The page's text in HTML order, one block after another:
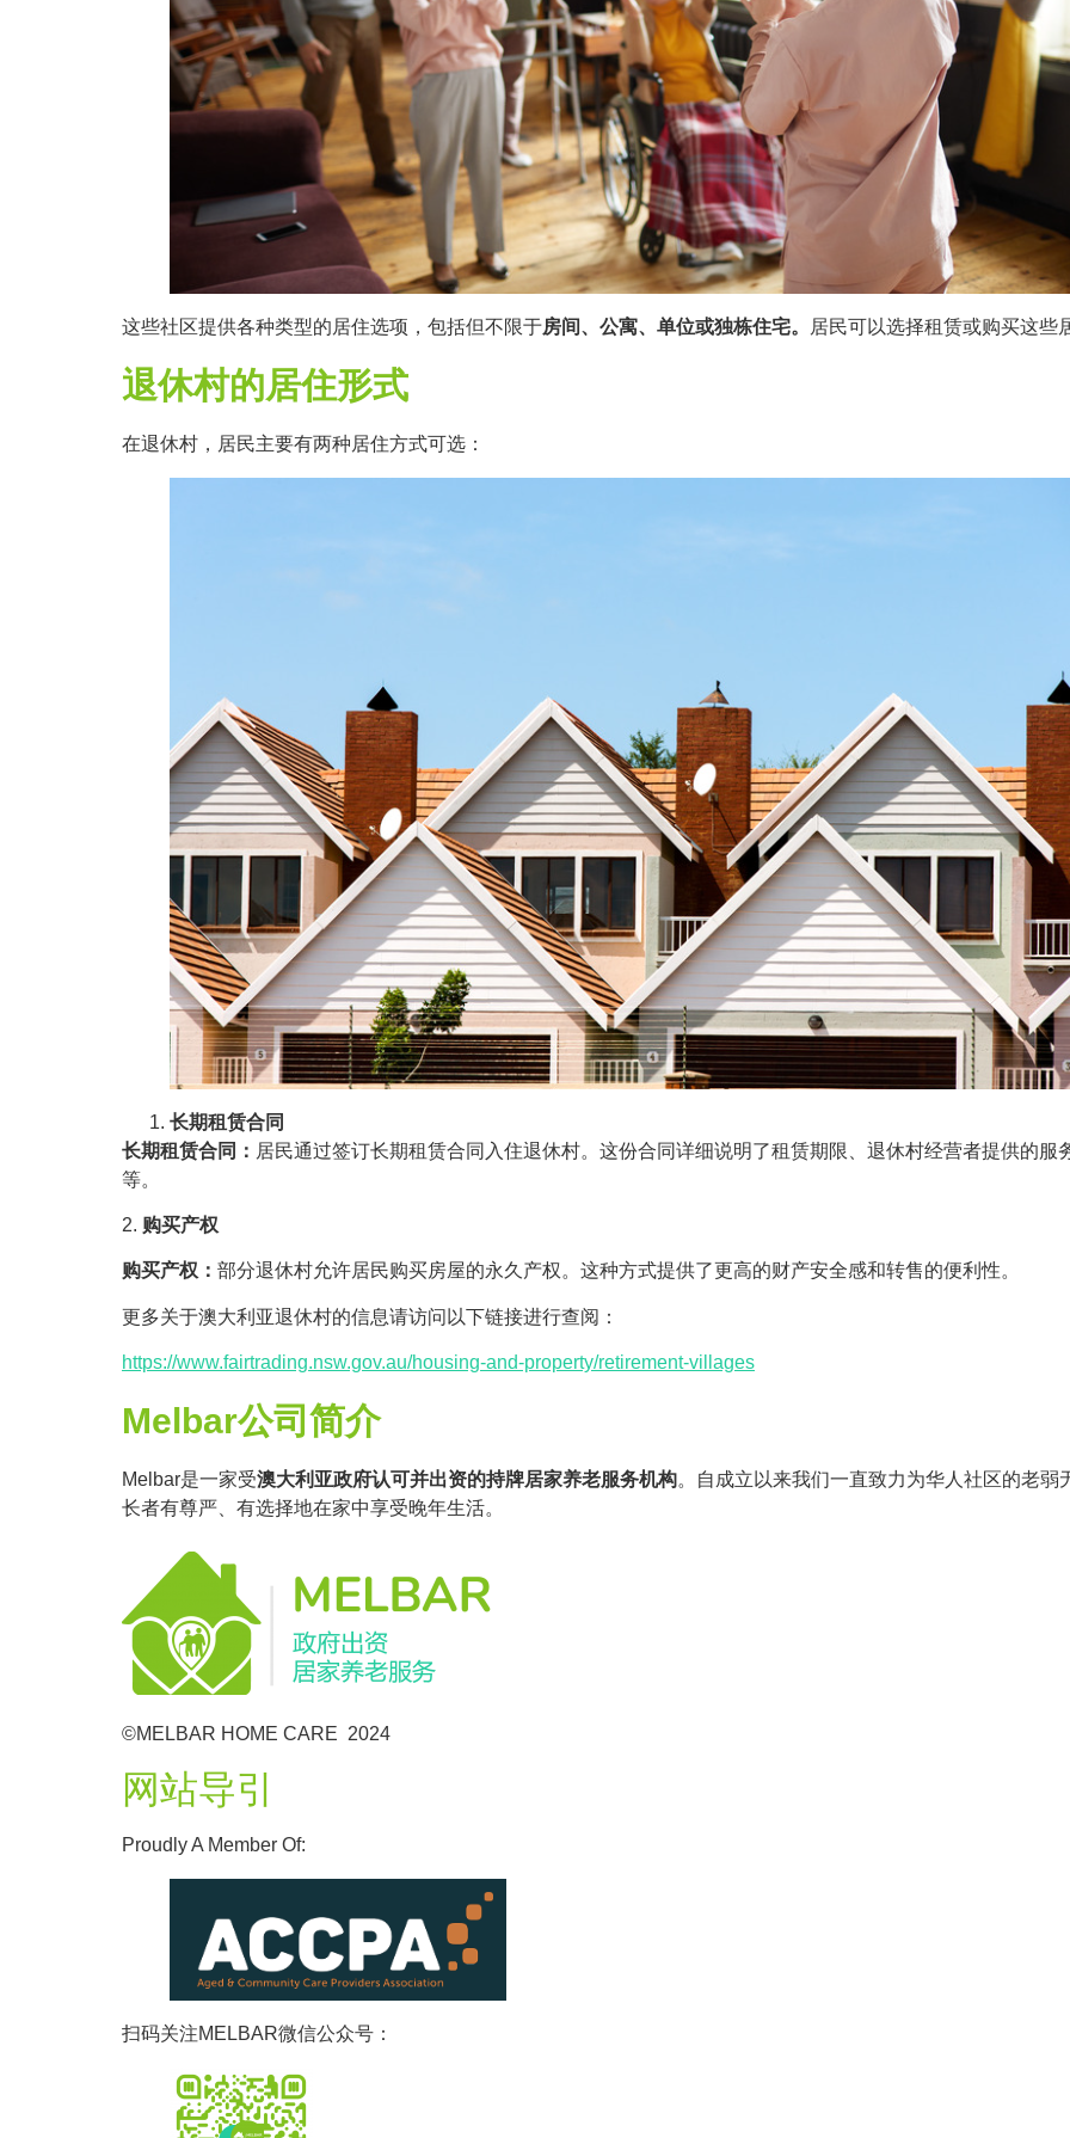
这些社区提供各种类型的居住选项，包括但不限于房间、公寓、单位或独栋住宅。 居民可以选择租赁或购买这些
退休村的居住形式
在退休村，居民主要有两种居住方式可选：
长期租赁合同
长期租赁合同： 居民通过签订长期租赁合同入住退休村。这份合同详细说明了租赁期限、退休村经营者提供的
等。
2. 购买产权
购买产权： 部分退休村允许居民购买房屋的永久产权。这种方式提供了更高的财产安全感和转售的便利性。
更多关于澳大利亚退休村的信息请访问以下链接进行查阅：
https://www.fairtrading.nsw.gov.au/housing-and-property/retirement-villages
Melbar公司简介
Melbar是一家受澳大利亚政府认可并出资的持牌居家养老服务机构。自成立以来我们一直致力为华人社区的老
长者有尊严、有选择地在家中享受晚年生活。
©MELBAR HOME CARE 2024
网站导引
Proudly A Member Of:
扫码关注MELBAR微信公众号：